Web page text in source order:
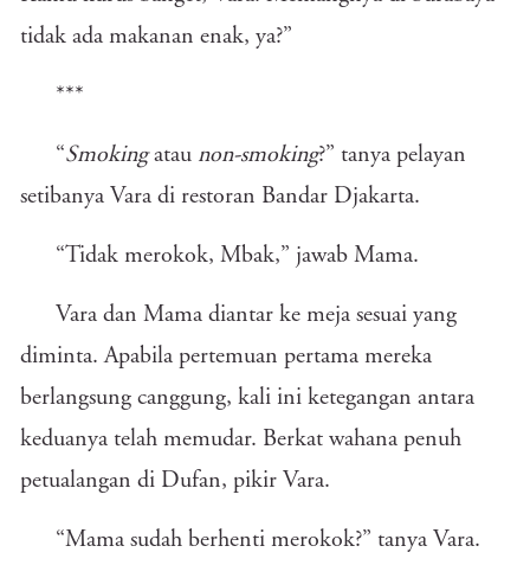
tidak ada makanan enak, ya?”
***
“Smokingatau non-smoking?” tanya pelayan
setibanya Vara di restoran Bandar Djakarta.
“Tidak merokok, Mbak,” jawab Mama.
Vara dan Mama diantar ke meja sesuai yang
diminta. Apabila pertemuan pertama mereka
berlangsung canggung, kali ini ketegangan antara
keduanya telah memudar. Berkat wahana penuh
petualangan di Dufan, pikir Vara.
“Mama sudah berhenti merokok?” tanya Vara.